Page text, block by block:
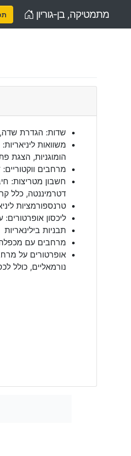
מתמטיקה, בן-גוריון
שדות: הגדרת
משוואות
הומוגניות, הצגת
מרחבים
חשבון מטריצות:
דטרמיננטה, כלל
טרנספורמציות
ליכסון אופרטורים:
תבניות בילינאריות
מרחבים עם
אופרטורים על
נורמאליים, כולל